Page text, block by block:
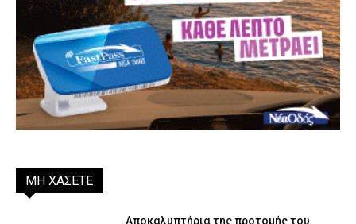
ΜΗ ΧΑΣΕΤΕ
Αποκαλυπτήρια της προτομής του